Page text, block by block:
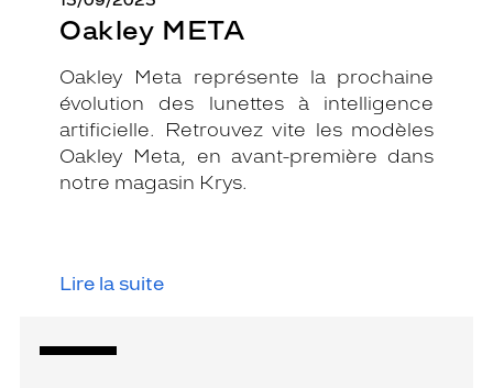
Oakley META
Oakley Meta représente la prochaine
évolution des lunettes à intelligence
artificielle. Retrouvez vite les modèles
Oakley Meta, en avant-première dans
notre magasin Krys.
Lire la suite